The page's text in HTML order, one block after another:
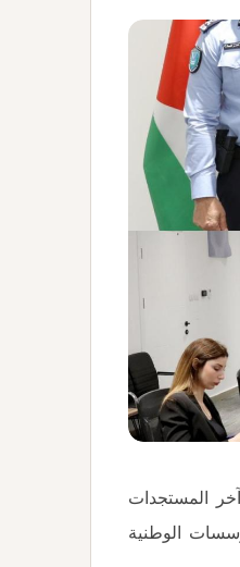
المستجدات
الوطنية